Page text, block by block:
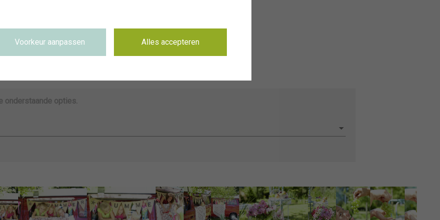
Niet van toepassing
3386 x 5079 pixel, 28.67 cm x 43 cm @ 300 dpi
onderstaande opties.
Voorkeur aanpassen Alles accepteren